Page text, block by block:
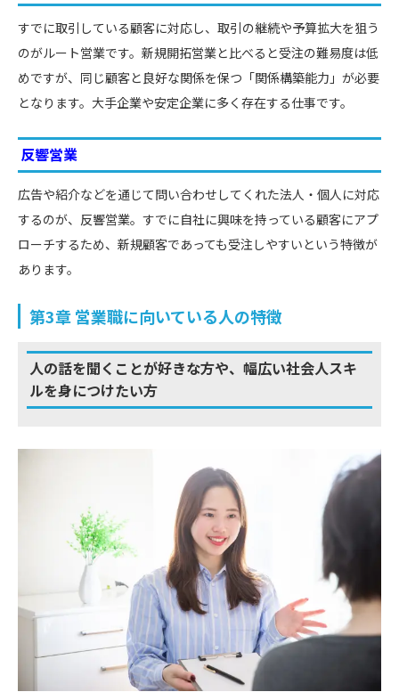
すでに取引している顧客に対応し、取引の継続や予算拡大を狙う
のがルート営業です。新規開拓営業と比べると受注の難易度は低
めですが、同じ顧客と良好な関係を保つ「関係構築能力」が必要
となります。大手企業や安定企業に多く存在する仕事です。
反響営業
広告や紹介などを通じて問い合わせしてくれた法人・個人に対応
するのが、反響営業。すでに自社に興味を持っている顧客にアプ
ローチするため、新規顧客であっても受注しやすいという特徴が
あります。
第3章 営業職に向いている人の特徴
人の話を聞くことが好きな方や、幅広い社会人スキ
ルを身につけたい方